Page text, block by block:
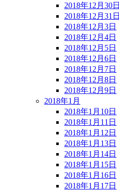
2018年12月30日
2018年12月31日
2018年12月3日
2018年12月4日
2018年12月5日
2018年12月6日
2018年12月7日
2018年12月8日
2018年12月9日
2018年1月
2018年1月10日
2018年1月11日
2018年1月12日
2018年1月13日
2018年1月14日
2018年1月15日
2018年1月16日
2018年1月17日